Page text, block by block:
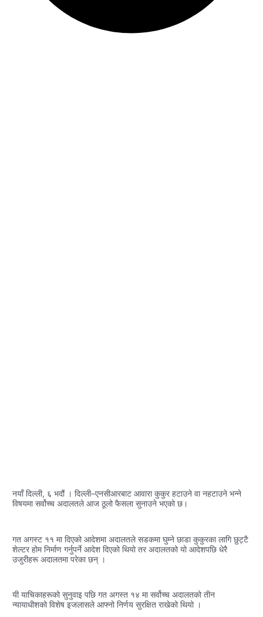
नयाँ दिल्ली, ६ भदौं । दिल्ली–एनसीआरबाट आवारा कुकुर हटाउने वा नहटाउने भन्ने
विषयमा सर्वोच्च अदालतले आज ठूलो फैसला सुनाउने भएको छ।
गत अगस्ट ११ मा दिएको आदेशमा अदालतले सडकमा घुम्ने छाडा कुकुरका लागि छुट्टै
शेल्टर होम निर्माण गर्नुपर्ने आदेश दिएको थियो तर अदालतको यो आदेशपछि धेरै
उजुरीहरू अदालतमा परेका छन् ।
यी याचिकाहरूको सुनुवाइ पछि गत अगस्त १४ मा सर्वोच्च अदालतको तीन
न्यायाधीशको विशेष इजलासले आफ्नो निर्णय सुरक्षित राखेको थियो ।